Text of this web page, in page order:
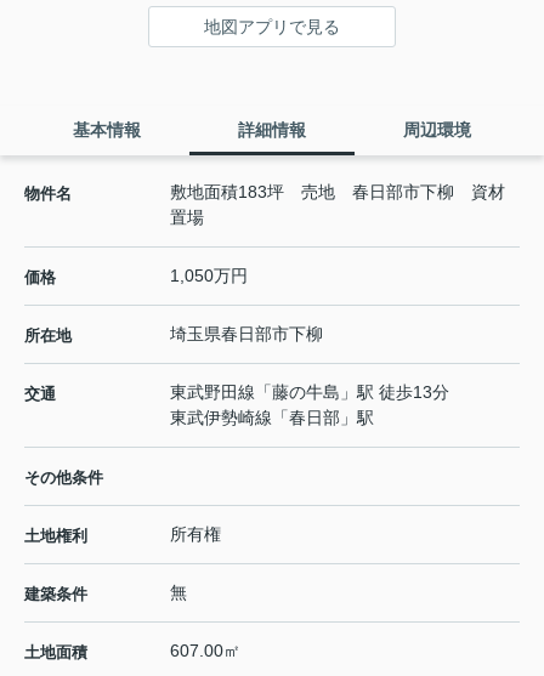
地図アプリで見る
基本情報 詳細情報 周辺環境
物件名
敷地面積183坪 売地 春日部市下柳 資材
置場
価格 1,050万円
所在地 埼玉県春日部市下柳
交通 東武野田線 「藤の牛島 」駅 徒歩13分
東武伊勢崎線 「春日部 」駅
その他条件
土地権利 所有権
建築条件 無
土地面積 607.00㎡